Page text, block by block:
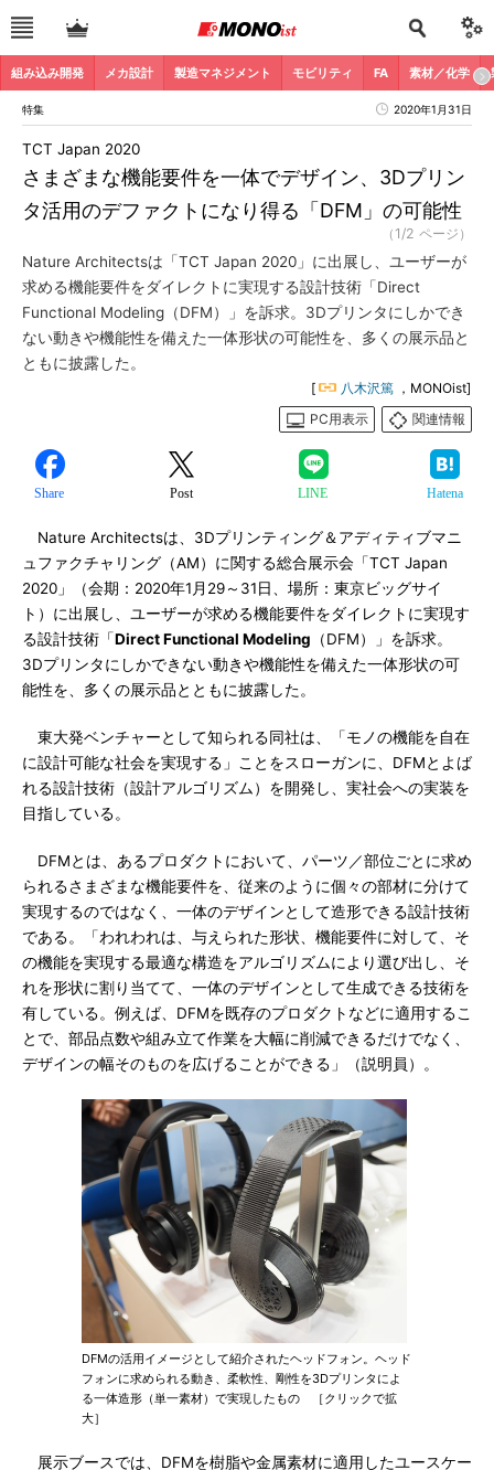
組み込み開発 メカ設計 製造マネジメント モビリティ FA 素材／化学
特集 2020年1月31日
さまざまな機能要件を一体でデザイン、3Dプリン
タ活用のデファクトになり得る「DFM」の可能性
TCT Japan 2020
（1/2 ページ）
Nature Architectsは「TCT Japan 2020」に出展し、ユーザーが
求める機能要件をダイレクトに実現する設計技術「Direct
Functional Modeling（DFM）」を訴求。3Dプリンタにしかでき
ない動きや機能性を備えた一体形状の可能性を、多くの展示品と
ともに披露した。
[ 八木沢篤 ，MONOist]
PC用表示
関連情報
Share Post LINE Hatena
Nature Architectsは、3Dプリンティング＆アディティブマニ
ュファクチャリング（AM）に関する総合展示会「TCT Japan
2020」（会期：2020年1月29～31日、場所：東京ビッグサイ
ト）に出展し、ユーザーが求める機能要件をダイレクトに実現す
る設計技術「Direct Functional Modeling （DFM）」を訴求。
3Dプリンタにしかできない動きや機能性を備えた一体形状の可
能性を、多くの展示品とともに披露した。
東大発ベンチャーとして知られる同社は、「モノの機能を自在
に設計可能な社会を実現する」ことをスローガンに、DFMとよば
れる設計技術（設計アルゴリズム）を開発し、実社会への実装を
目指している。
DFMとは、あるプロダクトにおいて、パーツ／部位ごとに求め
られるさまざまな機能要件を、従来のように個々の部材に分けて
実現するのではなく、一体のデザインとして造形できる設計技術
である。「われわれは、与えられた形状、機能要件に対して、そ
の機能を実現する最適な構造をアルゴリズムにより選び出し、そ
れを形状に割り当てて、一体のデザインとして生成できる技術を
有している。例えば、DFMを既存のプロダクトなどに適用するこ
とで、部品点数や組み立て作業を大幅に削減できるだけでなく、
デザインの幅そのものを広げることができる」（説明員）。
DFMの活用イメージとして紹介されたヘッドフォン。ヘッド
フォンに求められる動き、柔軟性、剛性を3Dプリンタによ
る一体造形（単一素材）で実現したもの ［クリックで拡
大］
展示ブースでは、DFMを樹脂や金属素材に適用したユースケー